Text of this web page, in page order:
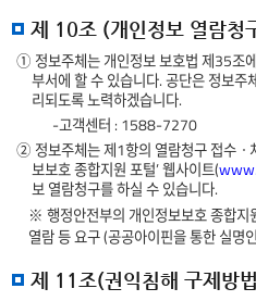
제 10조 (개인정보 열람청
① 정보주체는 개인정보 보호법 제35조
부서에 할 수 있습니다. 공단은 정보주
리되도록 노력하겠습니다.
-고객센터 : 1588-7270
② 정보주체는 제1항의 열람청구 접수ㆍ
보보호 종합지원 포털’ 웹사이트(
보 열람청구를 하실 수 있습니다.
※ 행정안전부의 개인정보보호 종합
열람 등 요구 (공공아이핀을 통한 실명
제 11조(권익침해 구제방